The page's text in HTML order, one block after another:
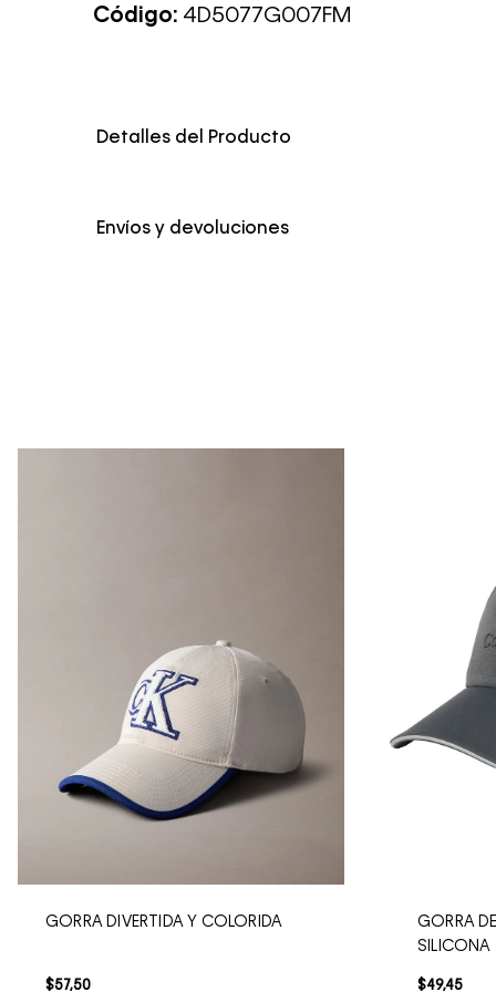
Código: 4D5077G007FM
Detalles del Producto
Color Amarillo
Envíos y devoluciones
GORRA DIVERTIDA Y COLORIDA
$57,50
GORRA
SILICONA
$49,45